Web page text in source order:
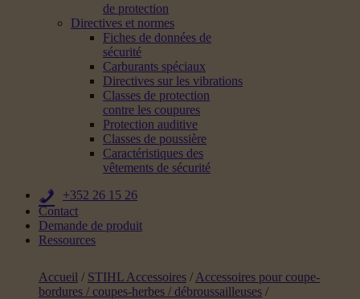
de protection
Directives et normes
Fiches de données de
sécurité
Carburants spéciaux
Directives sur les vibrations
Classes de protection
contre les coupures
Protection auditive
Classes de poussière
Caractéristiques des
vêtements de sécurité
+352 26 15 26
Contact
Demande de produit
Ressources
Accueil / STIHL Accessoires / Accessoires pour coupe-
bordures / coupes-herbes / débroussailleuses /